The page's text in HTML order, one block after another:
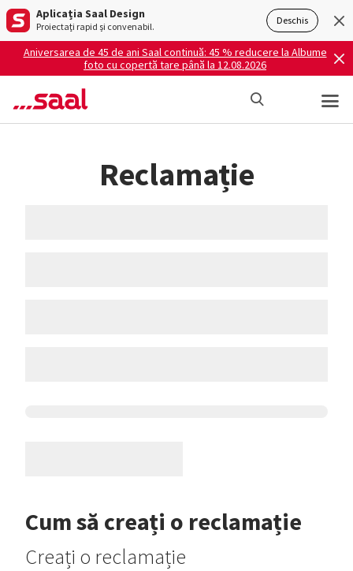
Aplicația Saal Design
Proiectați rapid și convenabil. Deschis
Aniversarea de 45 de ani Saal continuă: 45 % reducere la Albume
foto cu copertă tare până la 12.08.2026
Reclamație
Cum să creați o reclamație
Creați o reclamație